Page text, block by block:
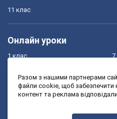
11 клас
Онлайн уроки
1 клас
3 клас
7
9
Разом з нашими партнерами
файли cookie, щоб забезпечити
контент та реклама